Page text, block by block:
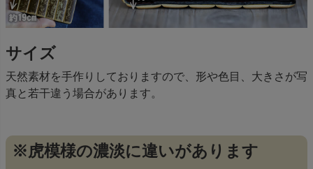
サイズ
天然素材を手作りしておりますので、形や色目、大きさが写
真と若干違う場合があります。
※虎模様の濃淡に違いがあります